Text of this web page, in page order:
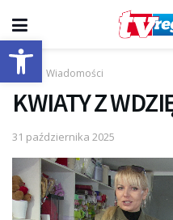
Otwórz pasek narzędzi
Start Wiadomości
KWIATY Z
31 października 2025